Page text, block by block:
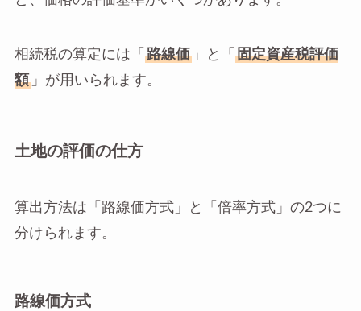
相続税の算定には「 路線価」と「 固定資産税評価
額」が用いられます。
土地の評価の仕方
算出方法は「路線価方式」と「倍率方式」の2つに
分けられます。
路線価方式